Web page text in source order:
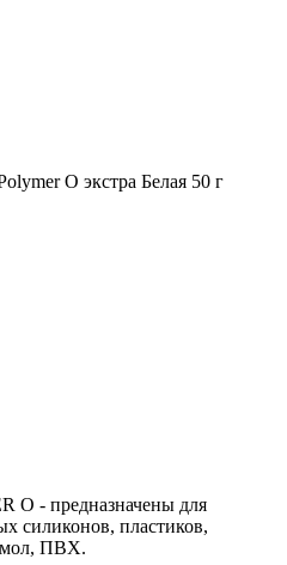
O экстра Белая 50 г
O - предназначены для
силиконов, пластиков,
ПВХ.